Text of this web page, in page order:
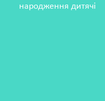
народження дитячі